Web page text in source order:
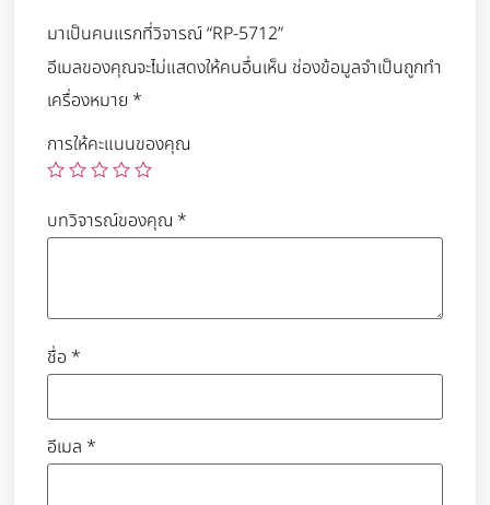
มาเป็นคนแรกที่วิจารณ์ “RP-5712”
อีเมลของคุณจะไม่แสดงให้คนอื่นเห็น ช่องข้อมูลจำเป็นถูกทำ
เครื่องหมาย *
การให้คะแนนของคุณ
บทวิจารณ์ของคุณ *
ชื่อ *
อีเมล *